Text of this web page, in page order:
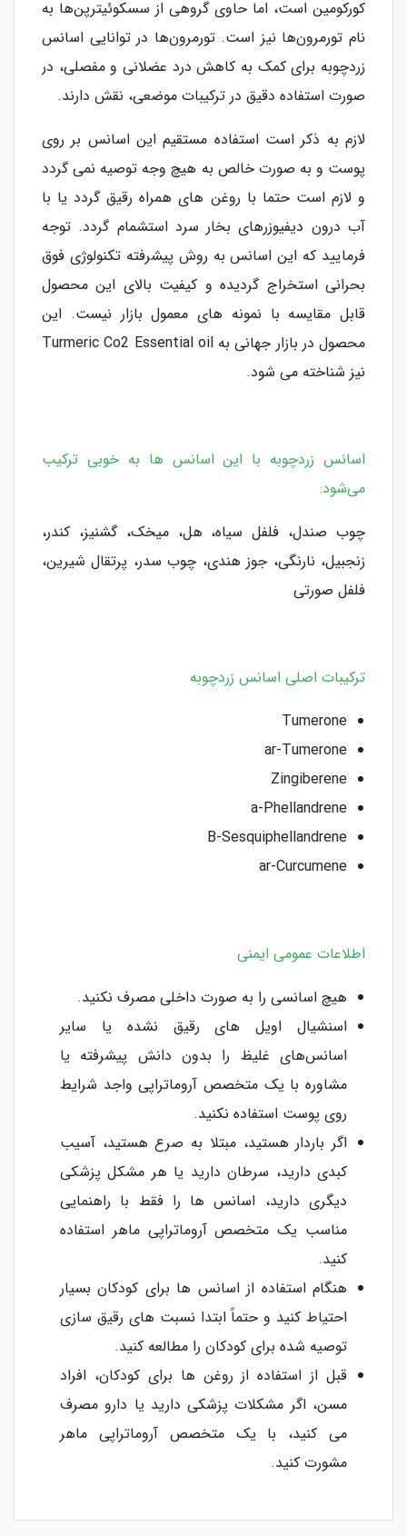
کورکومین است، اما حاوی گروهی از سسکوئیترپن‌ها به
نام تورمرون‌ها نیز است. تورمرون‌ها در توانایی اسانس
زردچوبه برای کمک به کاهش درد عضلانی و مفصلی، در
صورت استفاده دقیق در ترکیبات موضعی، نقش دارند.
لازم به ذکر است استفاده مستقیم این اسانس بر روی
پوست و به صورت خالص به هیچ وجه توصیه نمی گردد
و لازم است حتما با روغن های همراه رقیق گردد یا با
آب درون دیفیوزرهای بخار سرد استشمام گردد. توجه
فرمایید که این اسانس به روش پیشرفته تکنولوژی فوق
بحرانی استخراج گردیده و کیفیت بالای این محصول
قابل مقایسه با نمونه های معمول بازار نیست. این
محصول در بازار جهانی به Turmeric Co2 Essential oil
نیز شناخته می شود.
اسانس زردچوبه با این اسانس ها به خوبی ترکیب
می‌شود:
چوب صندل، فلفل سیاه، هل، میخک، گشنیز، کندر،
زنجبیل، نارنگی، جوز هندی، چوب سدر، پرتقال شیرین،
فلفل صورتی
ترکیبات اصلی اسانس زردچوبه
Tumerone
ar-Tumerone
Zingiberene
a-Phellandrene
B-Sesquiphellandrene
ar-Curcumene
اطلاعات عمومی ایمنی
هیچ اسانسی را به صورت داخلی مصرف نکنید.
اسنشیال اویل های رقیق‌ نشده یا سایر
اسانس‌های غلیظ را بدون دانش پیشرفته یا
مشاوره با یک متخصص آروماتراپی واجد شرایط
روی پوست استفاده نکنید.
اگر باردار هستید، مبتلا به صرع هستید، آسیب
کبدی دارید، سرطان دارید یا هر مشکل پزشکی
دیگری دارید، اسانس ها را فقط با راهنمایی
مناسب یک متخصص آروماتراپی ماهر استفاده
کنید.
هنگام استفاده از اسانس ها برای کودکان بسیار
احتیاط کنید و حتماً ابتدا نسبت های رقیق سازی
توصیه شده برای کودکان را مطالعه کنید.
قبل از استفاده از روغن ها برای کودکان، افراد
مسن، اگر مشکلات پزشکی دارید یا دارو مصرف
می کنید، با یک متخصص آروماتراپی ماهر
مشورت کنید.